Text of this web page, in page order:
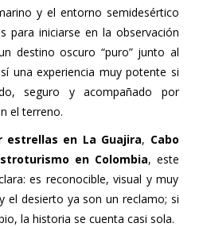
y el entorno semidesértico
para iniciarse en la observación
destino oscuro “puro” junto al
una experiencia muy potente si
seguro y acompañado por
el terreno.
estrellas en La Guajira, Cabo
en Colombia, este
es reconocible, visual y muy
el desierto ya son un reclamo; si
la historia se cuenta casi sola.